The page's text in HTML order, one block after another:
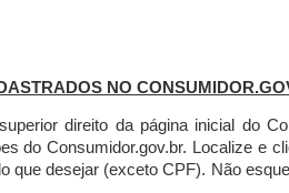
NO
direito da página inicial do
do Consumidor.gov.br. Localize e
que desejar (exceto CPF). Não